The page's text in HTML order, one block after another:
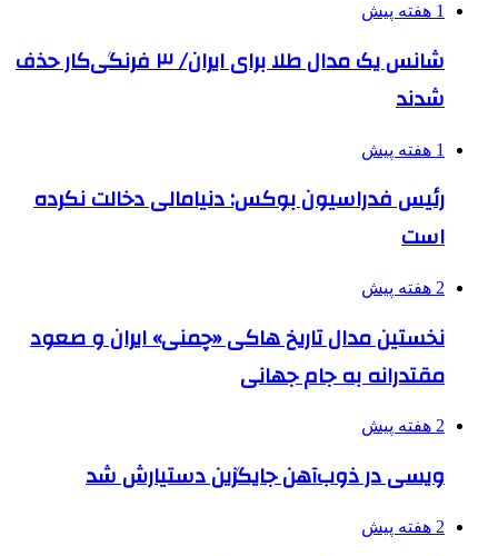
1 هفته پیش
شانس یک مدال طلا برای ایران/ ۳ فرنگی‌کار حذف
شدند
1 هفته پیش
رئیس فدراسیون بوکس: دنیامالی دخالت نکرده
است
2 هفته پیش
نخستین مدال تاریخ هاکی «چمنی» ایران و صعود
مقتدرانه به جام جهانی
2 هفته پیش
ویسی در ذوب‌آهن جایگزین دستیارش شد
2 هفته پیش